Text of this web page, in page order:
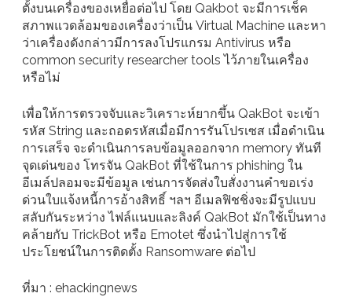
ตั้งบนเครื่องของเหยื่อต่อไป โดย Qakbot จะมีการเช็ค
สภาพแวดล้อมของเครื่องว่าเป็น Virtual Machine และหา
ว่าเครื่องดังกล่าวมีการลงโปรแกรม Antivirus หรือ
common security researcher tools ไว้ภายในเครื่อง
หรือไม่
เพื่อให้การตรวจจับและวิเคราะห์ยากขึ้น QakBot จะเข้า
รหัส String และถอดรหัสเมื่อมีการรันโปรเซส เมื่อดำเนิน
การเสร็จ จะดำเนินการลบข้อมูลออกจาก memory ทันที
จุดเด่นของ โทรจัน QakBot ที่ใช้ในการ phishing ใน
อีเมล์ปลอมจะมีข้อมูล เช่นการจัดส่งใบสั่งงานคำขอเร่ง
ด่วนใบแจ้งหนี้การอ้างสิทธิ์ ฯลฯ อีเมลฟิชชิ่งจะมีรูปแบบ
สลับกันระหว่าง ไฟล์แนบและลิงค์ QakBot มักใช้เป็นทาง
คล้ายกับ TrickBot หรือ Emotet ซึ่งนำไปสู่การใช้
ประโยชน์ในการติดตั้ง Ransomware ต่อไป
ที่มา : ehackingnews